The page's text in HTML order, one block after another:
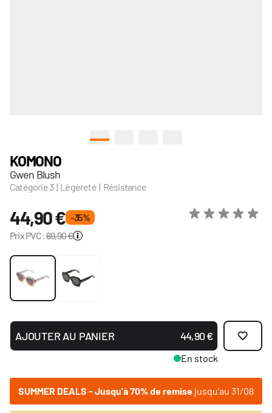
KOMONO
Gwen Blush
Catégorie 3 | Légèreté | Résistance
44,90 € - 35 %
Prix PVC:69,90 €
AJOUTER AU PANIER 44,90 €
En stock
SUMMER DEALS - Jusqu'à 70% de remise jusqu'au 31/08